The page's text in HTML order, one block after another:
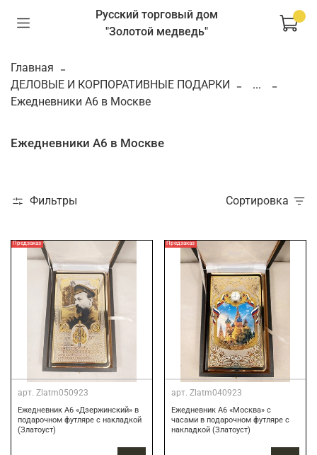
Русский торговый дом
"Золотой медведь"
Главная
ДЕЛОВЫЕ И КОРПОРАТИВНЫЕ ПОДАРКИ
...
Ежедневники А6 в Москве
Ежедневники А6 в Москве
Фильтры Сортировка
Предзаказ
арт. Zlatm050923
Ежедневник А6 «Дзержинский» в
подарочном футляре с накладкой
(Златоуст)
Предзаказ
арт. Zlatm040923
Ежедневник А6 «Москва» с
часами в подарочном футляре с
накладкой (Златоуст)